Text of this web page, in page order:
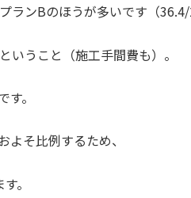
ランBのほうが多いです（36.4/
いうこと（施工手間費も）。
。
よそ比例するため、
。